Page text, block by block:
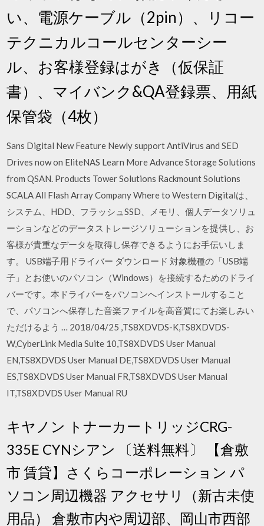
い、電源ケーブル（2pin）、リコー
テクニカルコールセンターシー
ル、お客様登録はがき（仮保証
書）、マイバンク&QA登録票、用紙
保管袋（4枚）
Sans Digital New Feature Newly support AntiVirus and SED
Drives now on EliteNAS Learn More Advance Storage Solutions
from QSAN. Products Tower Solutions Rackmount Solutions
SCALA All Flash Array Company Where to Western Digitalは、
システム、HDD、フラッシュSSD、メモリ、個人データソリュ
ーションなどのデータストレージソリューションを提供し、お
客様が貴重なデータを取得し保存できるようにお手伝いしま
す。 USB端子用ドライバー ダウンロード 対象機種の「USB端
子」とお使いのパソコン（Windows）を接続するためのドライ
バーです。本ドライバーをパソコンへインストールすること
で、パソコンへ保存した音楽ファイルを高音質にてお楽しみい
ただけるよう … 2018/04/25 ,TS8XDVDS-K,TS8XDVDS-
W,CyberLink Media Suite 10,TS8XDVDS User Manual
EN,TS8XDVDS User Manual DE,TS8XDVDS User Manual
ES,TS8XDVDS User Manual FR,TS8XDVDS User Manual
IT,TS8XDVDS User Manual RU
キヤノン トナーカートリッジCRG-
335E CYNシアン 〔送料無料〕 【倉敷
市 賃貸】さくらコーポレーション パ
ソコン周辺機器 アクセサリ（新古未使
用品） 倉敷市内や周辺部、岡山市西部